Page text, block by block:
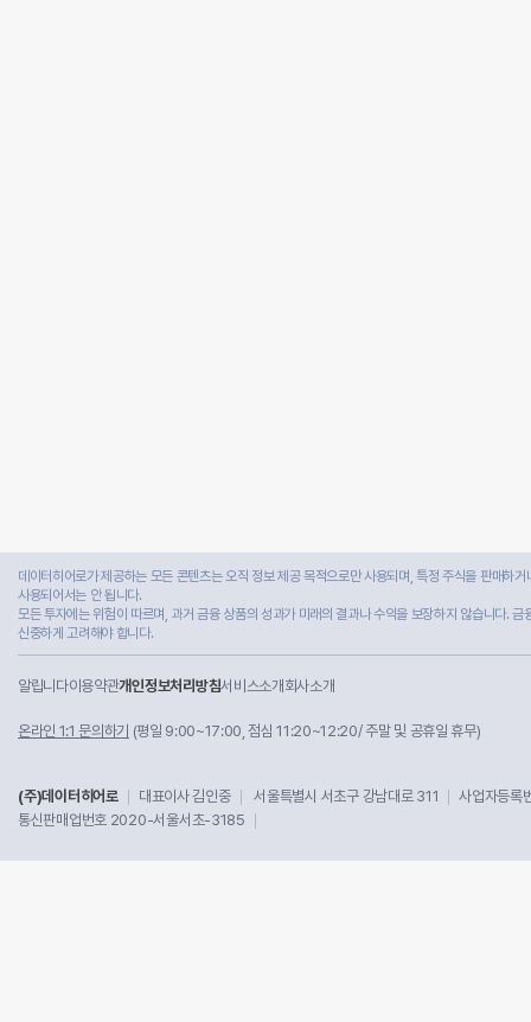
데이터히어로가 제공하는 모든 콘텐츠는 오직 정보 제공 목적으로만 사용되며, 특정 주식을 판매하
사용되어서는 안 됩니다.
모든 투자에는 위험이 따르며, 과거 금융 상품의 성과가 미래의 결과나 수익을 보장하지 않습니다.
신중하게 고려해야 합니다.
알립니다이용약관개인정보처리방침서비스소개 회사소개
온라인 1:1 문의하기 (평일 9:00~17:00, 점심 11:20~12:20/ 주말 및 공휴일 휴무)
(주)데이터히어로 대표이사 김인중 서울특별시 서초구 강남대로 311
사업자등
통신판매업번호 2020-서울서초-3185